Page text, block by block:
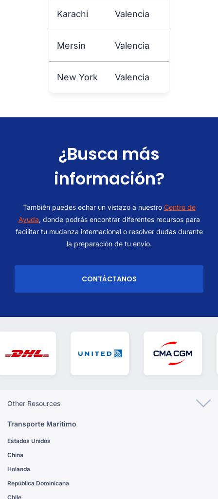
Karachi Valencia
Mersin Valencia
New York Valencia
¿Busca más
información?
También puedes echar un vistazo a nuestro Centro de
Ayuda, donde podrás encontrar diferentes recursos para
facilitar tu mudanza internacional o resolver dudas durante
la preparación de tu envío.
CONTÁCTANOS
Other Resources
Transporte Marítimo
Estados Unidos
China
Holanda
República Dominicana
Chile